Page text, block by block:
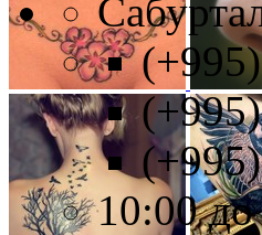
10:00